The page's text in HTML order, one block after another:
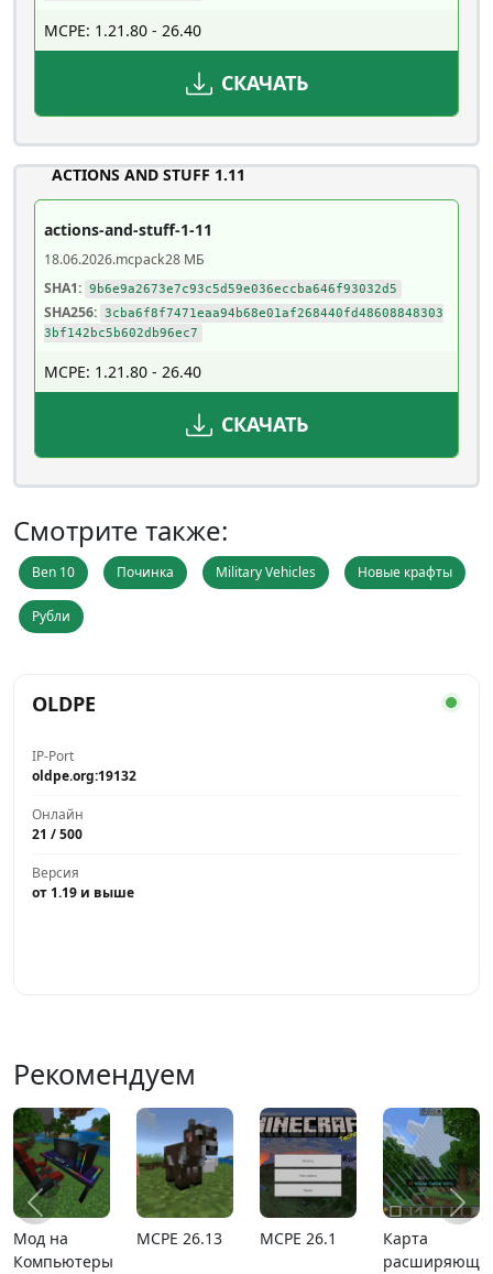
MCPE: 1.21.80 - 26.40
СКАЧАТЬ
ACTIONS AND STUFF 1.11
actions-and-stuff-1-11
18.06.2026.mcpack28 МБ
SHA1: 9b6e9a2673e7c93c5d59e036eccba646f93032d5
SHA256: 3cba6f8f7471eaa94b68e01af268440fd48608848303
3bf142bc5b602db96ec7
MCPE: 1.21.80 - 26.40
СКАЧАТЬ
Смотрите также:
Ben 10 Починка Military Vehicles Новые крафты
Рубли
OLDPE
IP-Port
oldpe.org:19132
Онлайн
21 / 500
Версия
от 1.19 и выше
Рекомендуем
Мод на
Компьютеры
MCPE 26.13 MCPE 26.1
Карта